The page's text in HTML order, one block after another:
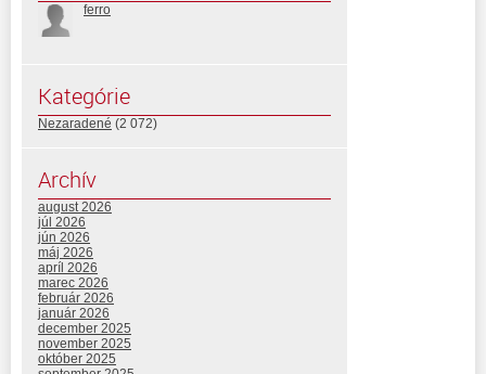
ferro
Kategórie
Nezaradené (2 072)
Archív
august 2026
júl 2026
jún 2026
máj 2026
apríl 2026
marec 2026
február 2026
január 2026
december 2025
november 2025
október 2025